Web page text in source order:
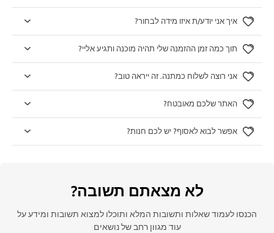
איך אני יודע/ת איזו מידה לבחור?
תוך כמה זמן ההזמנה שלי תהיה מוכנה ותגיע אליי?
אני רוצה לשלוח כמתנה. זה ייראה טוב?
האתר שלכם מאובטח?
אפשר לבוא לאסוף? יש לכם חנות?
לא מצאתם תשובה?
הכנסו לעמוד שאלות ותשובות המלא ותוכלו למצוא תשובות ומידע על
עוד מגוון רחב של נושאים